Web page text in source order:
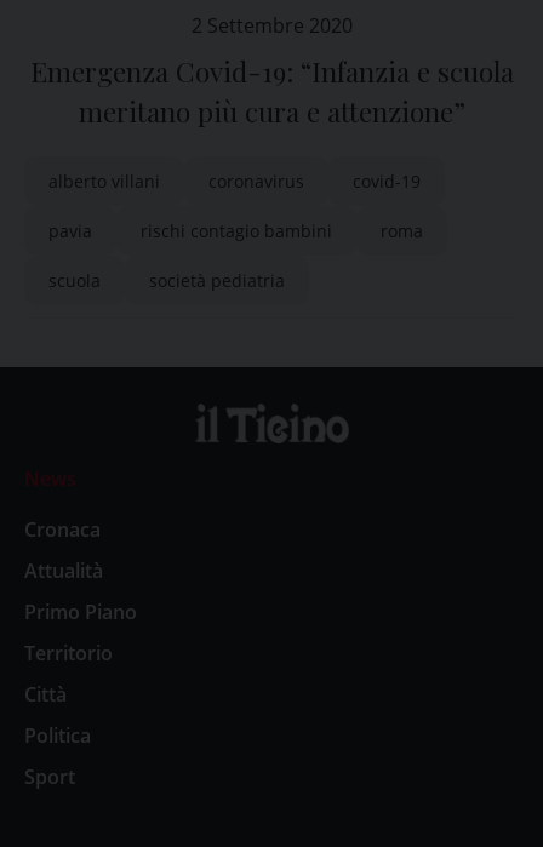
2 Settembre 2020
Emergenza Covid-19: “Infanzia e scuola
meritano più cura e attenzione”
alberto villani coronavirus covid-19
pavia rischi contagio bambini roma
scuola società pediatria
News
Cronaca
Attualità
Primo Piano
Territorio
Città
Politica
Sport